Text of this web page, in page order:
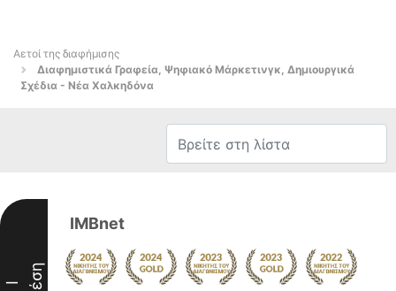
Αετοί της διαφήμισης
Διαφημιστικά Γραφεία, Ψηφιακό Μάρκετινγκ, Δημιουργικά
Σχέδια - Νέα Χαλκηδόνα
I Θέση
IMBnet